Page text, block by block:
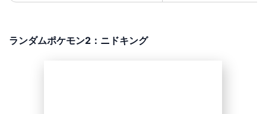
ランダムポケモン2：ニドキング